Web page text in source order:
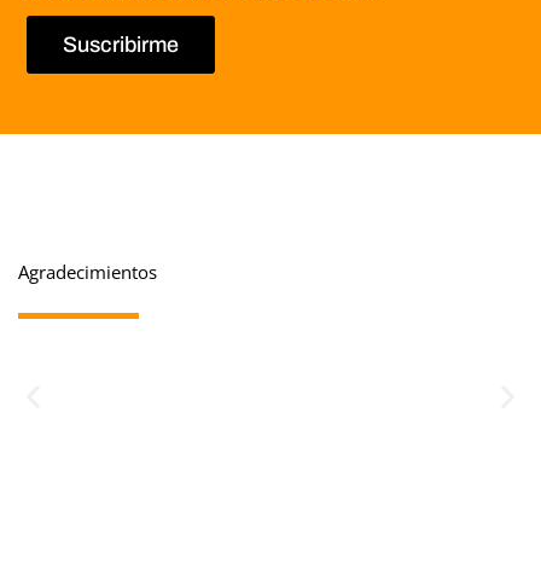
Suscribirme
Agradecimientos